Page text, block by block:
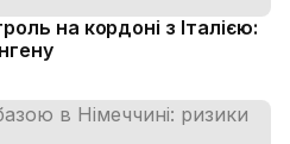
на кордоні з Італією: